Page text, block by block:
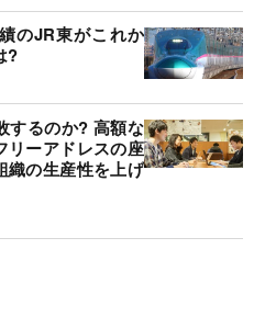
のJR東がこれか
?
するのか? 高額な
リーアドレスの座
織の生産性を上げ